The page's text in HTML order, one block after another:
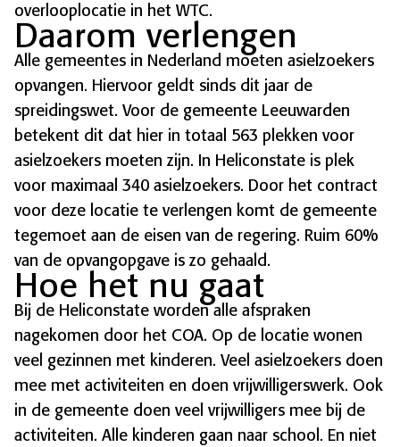
overlooplocatie in het WTC.
Daarom verlengen
Alle gemeentes in Nederland moeten asielzoekers
opvangen. Hiervoor geldt sinds dit jaar de
spreidingswet. Voor de gemeente Leeuwarden
betekent dit dat hier in totaal 563 plekken voor
asielzoekers moeten zijn. In Heliconstate is plek
voor maximaal 340 asielzoekers. Door het contract
voor deze locatie te verlengen komt de gemeente
tegemoet aan de eisen van de regering. Ruim 60%
van de opvangopgave is zo gehaald.
Hoe het nu gaat
Bij de Heliconstate worden alle afspraken
nagekomen door het COA. Op de locatie wonen
veel gezinnen met kinderen. Veel asielzoekers doen
mee met activiteiten en doen vrijwilligerswerk. Ook
in de gemeente doen veel vrijwilligers mee bij de
activiteiten. Alle kinderen gaan naar school. En niet